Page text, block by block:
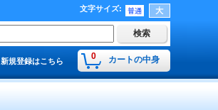
文字サイズ:
0 カートの中身
新規登録はこちら